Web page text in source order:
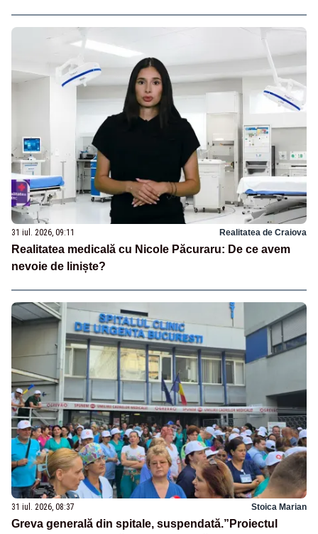
31 iul. 2026, 09:11 Realitatea de Craiova
Realitatea medicală cu Nicole Păcuraru: De ce avem
nevoie de liniște?
31 iul. 2026, 08:37 Stoica Marian
Greva generală din spitale, suspendată.”Proiectul